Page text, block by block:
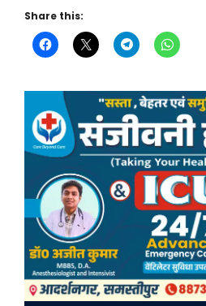
Share this: